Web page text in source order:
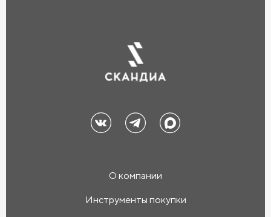
О компании
Инструменты покупки